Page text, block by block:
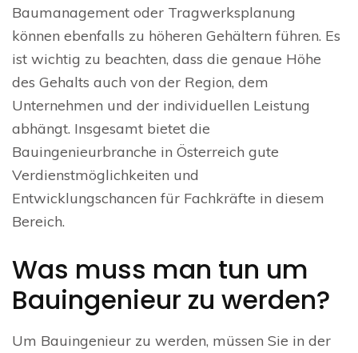
Baumanagement oder Tragwerksplanung
können ebenfalls zu höheren Gehältern führen. Es
ist wichtig zu beachten, dass die genaue Höhe
des Gehalts auch von der Region, dem
Unternehmen und der individuellen Leistung
abhängt. Insgesamt bietet die
Bauingenieurbranche in Österreich gute
Verdienstmöglichkeiten und
Entwicklungschancen für Fachkräfte in diesem
Bereich.
Was muss man tun um
Bauingenieur zu werden?
Um Bauingenieur zu werden, müssen Sie in der